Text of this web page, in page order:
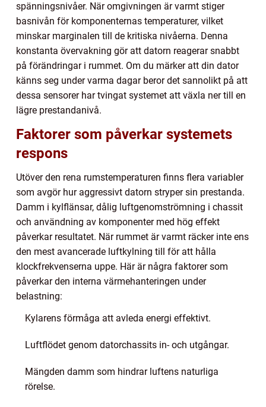
spänningsnivåer. När omgivningen är varmt stiger
basnivån för komponenternas temperaturer, vilket
minskar marginalen till de kritiska nivåerna. Denna
konstanta övervakning gör att datorn reagerar snabbt
på förändringar i rummet. Om du märker att din dator
känns seg under varma dagar beror det sannolikt på att
dessa sensorer har tvingat systemet att växla ner till en
lägre prestandanivå.
Faktorer som påverkar systemets
respons
Utöver den rena rumstemperaturen finns flera variabler
som avgör hur aggressivt datorn stryper sin prestanda.
Damm i kylflänsar, dålig luftgenomströmning i chassit
och användning av komponenter med hög effekt
påverkar resultatet. När rummet är varmt räcker inte ens
den mest avancerade luftkylning till för att hålla
klockfrekvenserna uppe. Här är några faktorer som
påverkar den interna värmehanteringen under
belastning:
Kylarens förmåga att avleda energi effektivt.
Luftflödet genom datorchassits in- och utgångar.
Mängden damm som hindrar luftens naturliga
rörelse.